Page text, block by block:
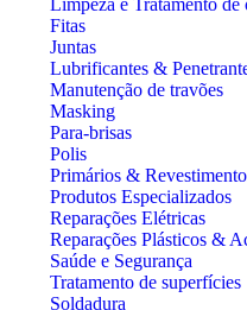
Limpeza e Tratamento de
Fitas
Juntas
Lubrificantes &
Manutenção de travões
Masking
Para-brisas
Polis
Primários &
Produtos Especializados
Reparações Elétricas
Reparações Plásticos &
Saúde e Segurança
Tratamento de superfícies
Soldadura